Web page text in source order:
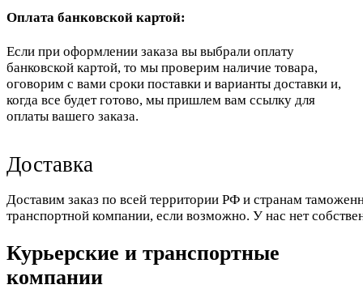
Оплата банковской картой:
Если при оформлении заказа вы выбрали оплату
банковской картой, то мы проверим наличие товара,
оговорим с вами сроки поставки и варианты доставки и,
когда все будет готово, мы пришлем вам ссылку для
оплаты вашего заказа.
Доставка
Доставим заказ по всей территории РФ и странам
транспортной компании, если возможно. У нас нет
Курьерские и транспортные
компании